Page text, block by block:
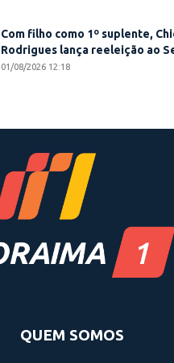
Com filho como 1º suplente,
Rodrigues lança reeleição ao
01/08/2026 12:18
QUEM SOMOS